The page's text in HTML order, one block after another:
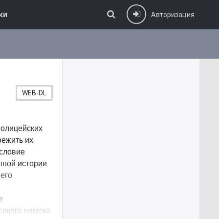
Авторизация
WEB-DL
их
истории
намека